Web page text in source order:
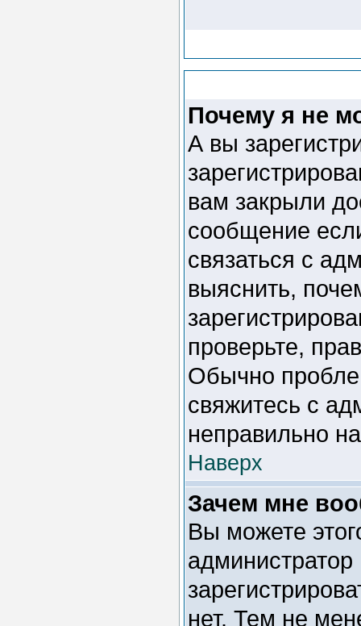
Почему я не
А вы
вам закрыли
сообщение
связаться с
выяснить,
проверьте,
Обычно
свяжитесь с
неправильно
Наверх
Зачем мне
Вы можете
нет. Тем не